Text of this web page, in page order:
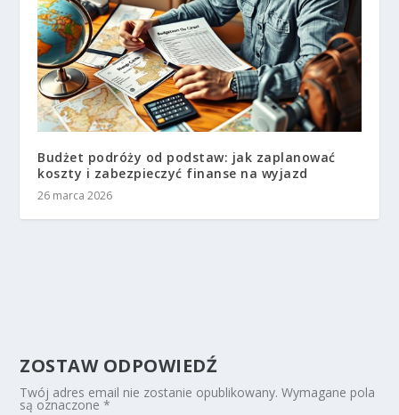
Budżet podróży od podstaw: jak zaplanować
koszty i zabezpieczyć finanse na wyjazd
26 marca 2026
ZOSTAW ODPOWIEDŹ
Twój adres email nie zostanie opublikowany. Wymagane pola
są oznaczone*